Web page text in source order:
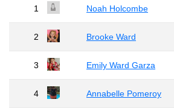
1 Noah Holcombe
2 Brooke Ward
3 Emily Ward Garza
4 Annabelle Pomeroy